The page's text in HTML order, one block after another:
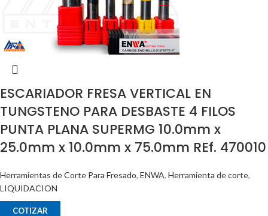
ESCARIADOR FRESA VERTICAL EN
TUNGSTENO PARA DESBASTE 4 FILOS
PUNTA PLANA SUPERMG 10.0mm x
25.0mm x 10.0mm x 75.0mm REf. 470010
Herramientas de Corte Para Fresado, ENWA, Herramienta de corte,
LIQUIDACION
COTIZAR